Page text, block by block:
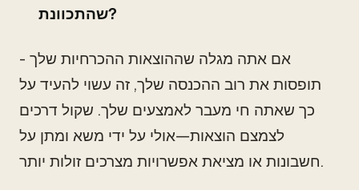
שהתכוונת?
- אם אתה מגלה שההוצאות ההכרחיות שלך
תופסות את רוב ההכנסה שלך, זה עשוי להעיד על
כך שאתה חי מעבר לאמצעים שלך. שקול דרכים
לצמצם הוצאות—אולי על ידי משא ומתן על
חשבונות או מציאת אפשרויות מצרכים זולות יותר.